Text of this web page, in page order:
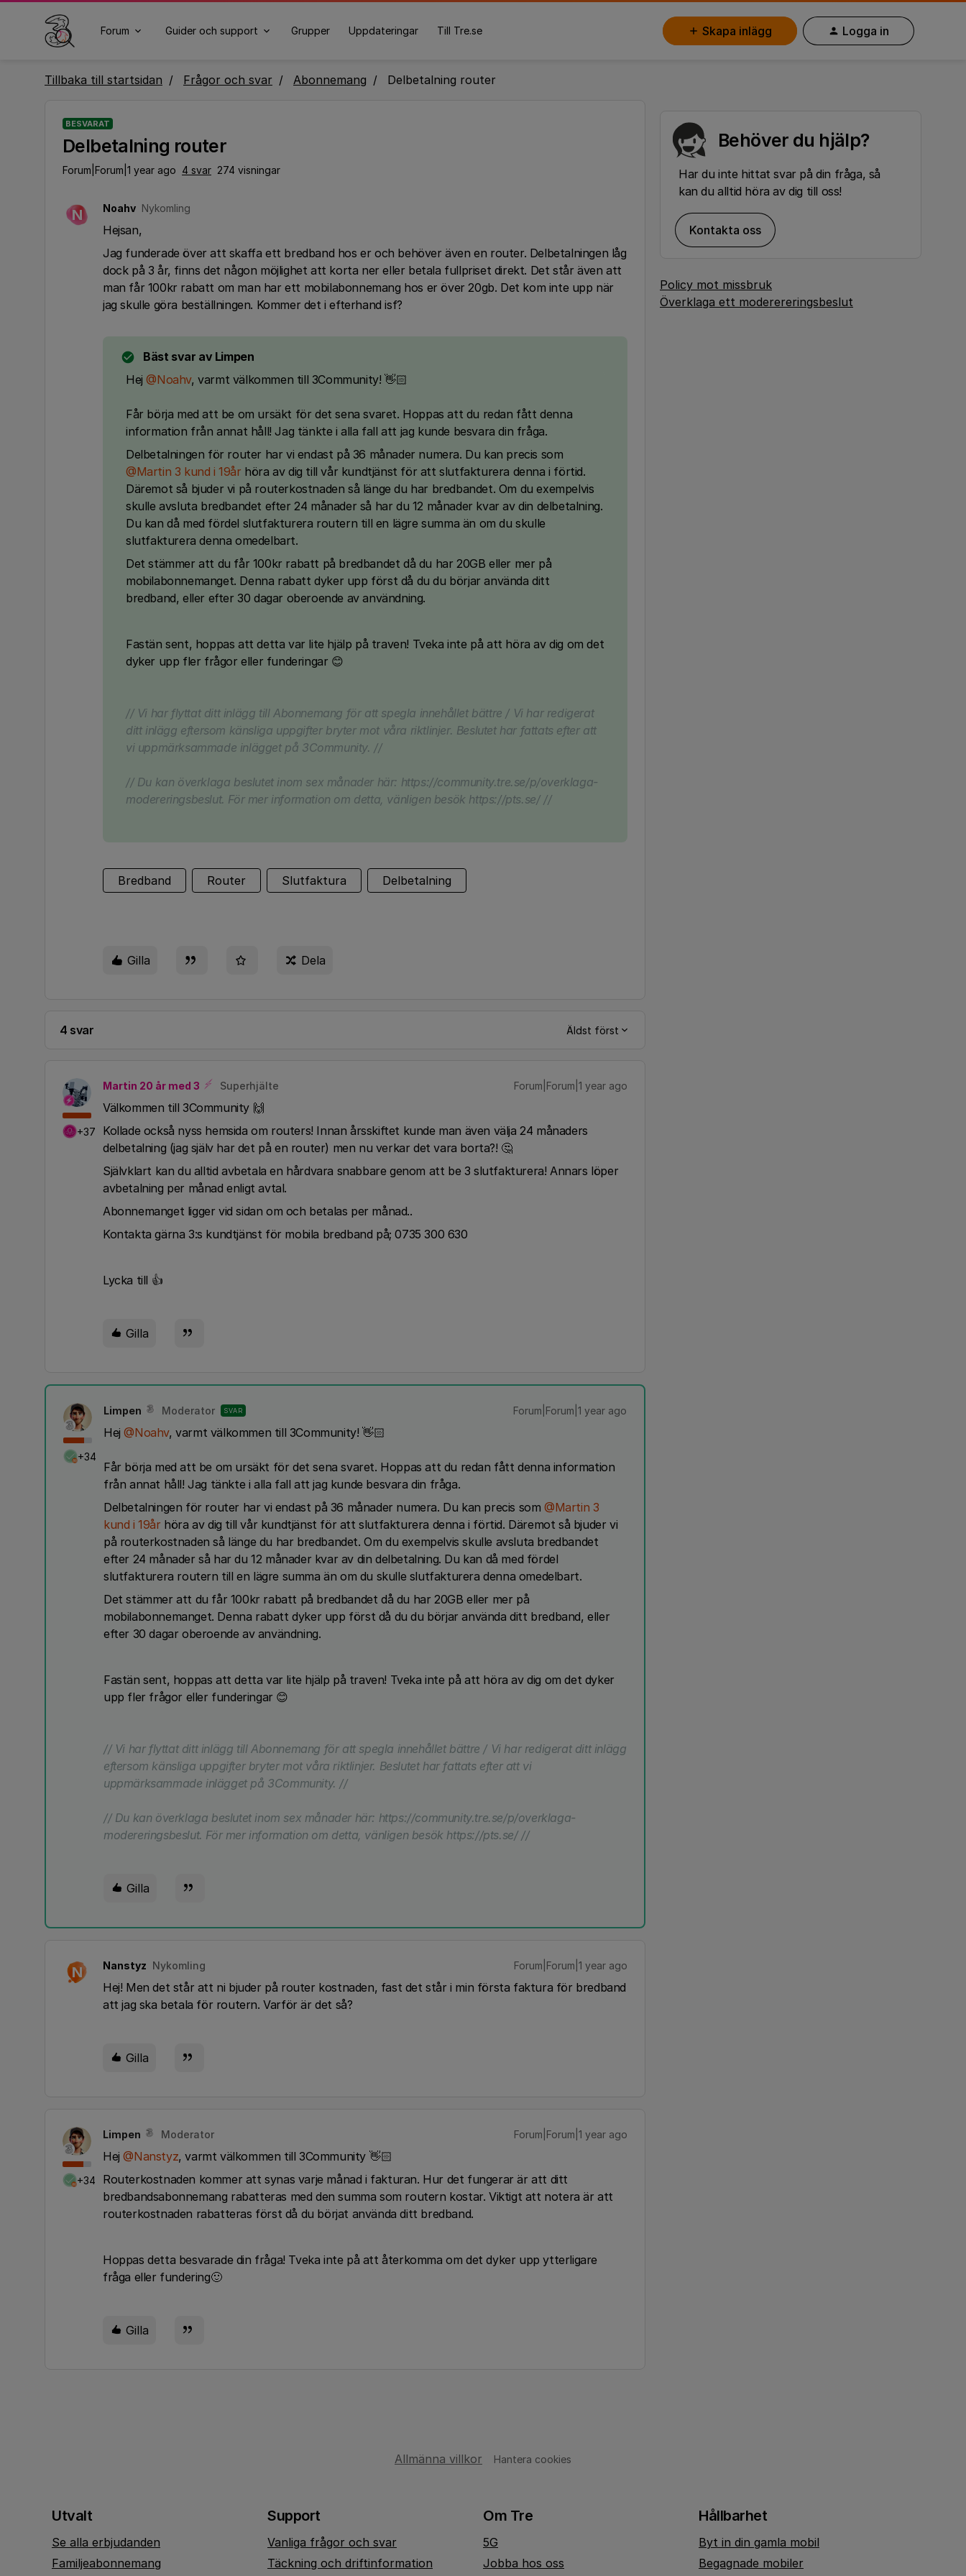
Forum Guider och support Grupper Uppdateringar Till Tre.se Skapa inlägg Logga in
Tillbaka till startsidan Frågor och svar Abonnemang Delbetalning router
BESVARAT
Delbetalning router
Forum|Forum|1 year ago 4 svar 274 visningar
N Noahv Nykomling
Hejsan,
Jag funderade över att skaffa ett bredband hos er och behöver även en router. Delbetalningen låg
dock på 3 år, finns det någon möjlighet att korta ner eller betala fullpriset direkt. Det står även att
man får 100kr rabatt om man har ett mobilabonnemang hos er över 20gb. Det kom inte upp när
jag skulle göra beställningen. Kommer det i efterhand isf?
Bäst svar av Limpen
Hej ​@Noahv, varmt välkommen till 3Community! 👋🏻
Får börja med att be om ursäkt för det sena svaret. Hoppas att du redan fått denna
information från annat håll! Jag tänkte i alla fall att jag kunde besvara din fråga.
Delbetalningen för router har vi endast på 36 månader numera. Du kan precis som ​
@Martin 3 kund i 19år höra av dig till vår kundtjänst för att slutfakturera denna i förtid.
Däremot så bjuder vi på routerkostnaden så länge du har bredbandet. Om du exempelvis
skulle avsluta bredbandet efter 24 månader så har du 12 månader kvar av din delbetalning.
Du kan då med fördel slutfakturera routern till en lägre summa än om du skulle
slutfakturera denna omedelbart.
Det stämmer att du får 100kr rabatt på bredbandet då du har 20GB eller mer på
mobilabonnemanget. Denna rabatt dyker upp först då du du börjar använda ditt
bredband, eller efter 30 dagar oberoende av användning.
Fastän sent, hoppas att detta var lite hjälp på traven! Tveka inte på att höra av dig om det
dyker upp fler frågor eller funderingar 😊
// Vi har flyttat ditt inlägg till Abonnemang för att spegla innehållet bättre / Vi har redigerat
ditt inlägg eftersom känsliga uppgifter bryter mot våra riktlinjer. Beslutet har fattats efter att
vi uppmärksammade inlägget på 3Community. //
// Du kan överklaga beslutet inom sex månader här: https://community.tre.se/p/overklaga-
modereringsbeslut. För mer information om detta, vänligen besök https://pts.se/ //
Bredband Router Slutfaktura Delbetalning
Gilla Dela
4 svar Äldst först
+37
Martin 20 år med 3 Superhjälte Forum|Forum|1 year ago
​Välkommen till 3Community 🙌
Kollade också nyss hemsida om routers! Innan årsskiftet kunde man även välja 24 månaders
delbetalning (jag själv har det på en router) men nu verkar det vara borta?! 🤔
Självklart kan du alltid avbetala en hårdvara snabbare genom att be 3 slutfakturera! Annars löper
avbetalning per månad enligt avtal.
Abonnemanget ligger vid sidan om och betalas per månad..
Kontakta gärna 3:s kundtjänst för mobila bredband på; 0735 300 630
Lycka till 👍
Gilla
+34
Limpen Moderator SVAR Forum|Forum|1 year ago
Hej ​@Noahv, varmt välkommen till 3Community! 👋🏻
Får börja med att be om ursäkt för det sena svaret. Hoppas att du redan fått denna information
från annat håll! Jag tänkte i alla fall att jag kunde besvara din fråga.
Delbetalningen för router har vi endast på 36 månader numera. Du kan precis som ​ @Martin 3
kund i 19år höra av dig till vår kundtjänst för att slutfakturera denna i förtid. Däremot så bjuder vi
på routerkostnaden så länge du har bredbandet. Om du exempelvis skulle avsluta bredbandet
efter 24 månader så har du 12 månader kvar av din delbetalning. Du kan då med fördel
slutfakturera routern till en lägre summa än om du skulle slutfakturera denna omedelbart.
Det stämmer att du får 100kr rabatt på bredbandet då du har 20GB eller mer på
mobilabonnemanget. Denna rabatt dyker upp först då du du börjar använda ditt bredband, eller
efter 30 dagar oberoende av användning.
Fastän sent, hoppas att detta var lite hjälp på traven! Tveka inte på att höra av dig om det dyker
upp fler frågor eller funderingar 😊
// Vi har flyttat ditt inlägg till Abonnemang för att spegla innehållet bättre / Vi har redigerat ditt inlägg
eftersom känsliga uppgifter bryter mot våra riktlinjer. Beslutet har fattats efter att vi
uppmärksammade inlägget på 3Community. //
// Du kan överklaga beslutet inom sex månader här: https://community.tre.se/p/overklaga-
modereringsbeslut. För mer information om detta, vänligen besök https://pts.se/ //
Gilla
N Nanstyz Nykomling Forum|Forum|1 year ago
Hej! Men det står att ni bjuder på router kostnaden, fast det står i min första faktura för bredband
att jag ska betala för routern. Varför är det så?
Gilla
+34
Limpen Moderator Forum|Forum|1 year ago
Hej ​@Nanstyz, varmt välkommen till 3Community 👋🏻
Routerkostnaden kommer att synas varje månad i fakturan. Hur det fungerar är att ditt
bredbandsabonnemang rabatteras med den summa som routern kostar. Viktigt att notera är att
routerkostnaden rabatteras först då du börjat använda ditt bredband.
Hoppas detta besvarade din fråga! Tveka inte på att återkomma om det dyker upp ytterligare
fråga eller fundering🙂
Gilla
Behöver du hjälp?
Har du inte hittat svar på din fråga, så
kan du alltid höra av dig till oss!
Kontakta oss
Policy mot missbruk
Överklaga ett moderereringsbeslut
Allmänna villkor Hantera cookies
Utvalt
Se alla erbjudanden
Familjeabonnemang
Support
Vanliga frågor och svar
Täckning och driftinformation
Om Tre
5G
Jobba hos oss
Hållbarhet
Byt in din gamla mobil
Begagnade mobiler